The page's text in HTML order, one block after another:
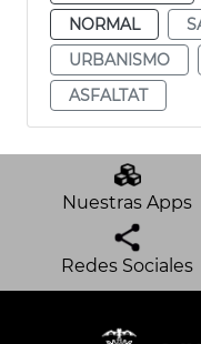
NORMAL
URBANISMO
ASFALTAT
Nuestras Apps
Redes Sociales